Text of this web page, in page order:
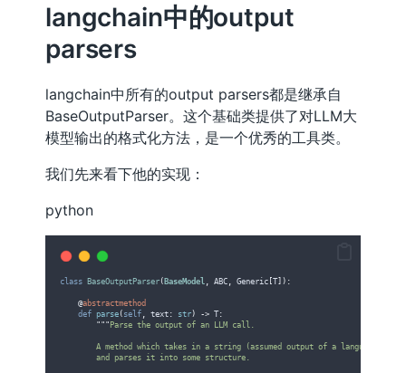
langchain中的output
parsers
langchain中所有的output parsers都是继承自
BaseOutputParser。这个基础类提供了对LLM大
模型输出的格式化方法，是一个优秀的工具类。
我们先来看下他的实现：
python
class BaseOutputParser ( BaseModel ABC Generic T]):
@abstractmethod
def parse ( self text : str ) -> T:
""" Parse the output of an LLM call.
A method which takes in a string (assumed output of a language model
        and parses it into some structure.